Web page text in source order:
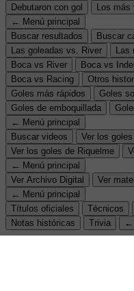
Debutaron con gol
Los más
← Menú principal
Buscar resultados
Buscar
Las goleadas vs. River
Las
Boca vs River
Boca vs
Boca vs Racing
Otros
Goles más rápidos
Goles
Goles de emboquillada
← Menú principal
Buscar videos
Ver los
Ver los goles de Riquelme
← Menú principal
Ver Archivo Digital
Ver
← Menú principal
Títulos oficiales
Técnicos
Notas históricas
Trivia ←